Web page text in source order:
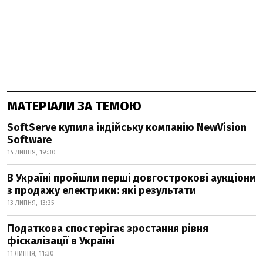
МАТЕРІАЛИ ЗА ТЕМОЮ
SoftServe купила індійську компанію NewVision
Software
14 ЛИПНЯ, 19:30
В Україні пройшли перші довгострокові аукціони
з продажу електрики: які результати
13 ЛИПНЯ, 13:35
Податкова спостерігає зростання рівня
фіскалізації в Україні
11 ЛИПНЯ, 11:30